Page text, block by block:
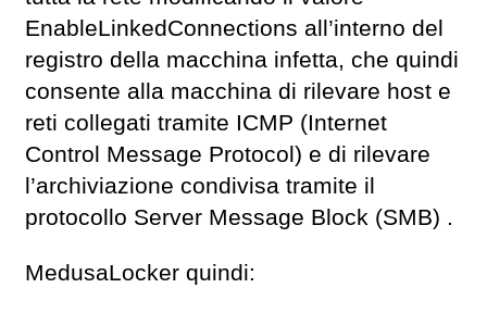
EnableLinkedConnections all’interno del
registro della macchina infetta, che quindi
consente alla macchina di rilevare host e
reti collegati tramite ICMP (Internet
Control Message Protocol) e di rilevare
l’archiviazione condivisa tramite il
protocollo Server Message Block (SMB) .
MedusaLocker quindi: